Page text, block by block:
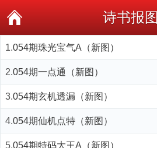
诗书报图
1.054期珠光宝气A（新图）
2.054期一点通（新图）
3.054期玄机透漏（新图）
4.054期仙机点特（新图）
5.054期特码大王A（新图）